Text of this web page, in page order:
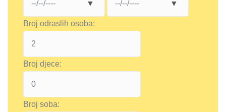
Broj odraslih osoba:
Broj djece:
Broj soba: